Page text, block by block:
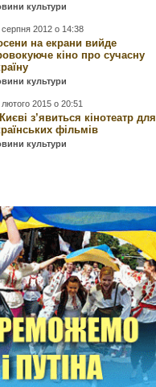
культури
серпня 2012 о 14:38
на екрани вийде
кіно про сучасну
культури
2015 о 20:51
з’явиться кінотеатр для
фільмів
культури